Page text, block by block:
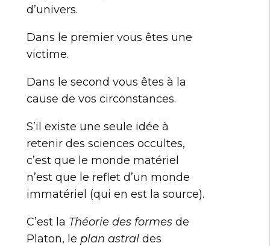
d’univers.
Dans le premier vous êtes une
victime.
Dans le second vous êtes à la
cause de vos circonstances.
S’il existe une seule idée à
retenir des sciences occultes,
c’est que le monde matériel
n’est que le reflet d’un monde
immatériel (qui en est la source).
C’est la Théorie des formes de
Platon, le plan astral des